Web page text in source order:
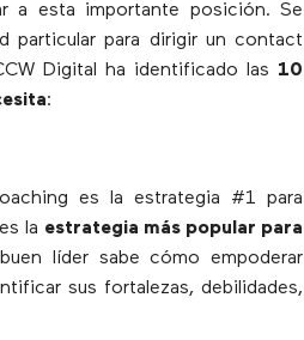
a esta importante posición. Se
particular para dirigir un contact
Digital ha identificado las 10
:
es la estrategia #1 para
la estrategia más popular para
líder sabe cómo empoderar
sus fortalezas, debilidades,